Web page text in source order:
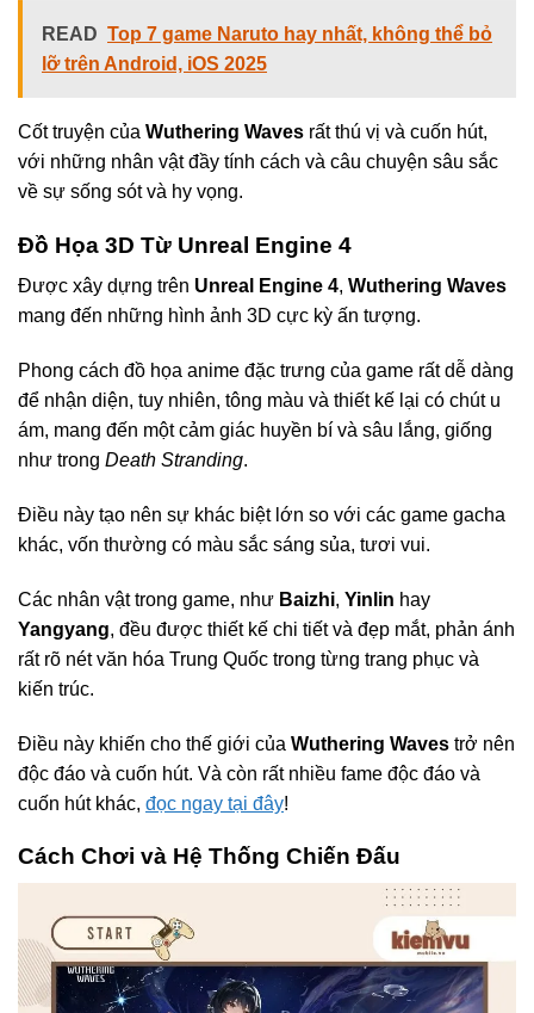
READ Top 7 game Naruto hay nhất, không thể bỏ
lỡ trên Android, iOS 2025
Cốt truyện của Wuthering Waves rất thú vị và cuốn hút,
với những nhân vật đầy tính cách và câu chuyện sâu sắc
về sự sống sót và hy vọng.
Đồ Họa 3D Từ Unreal Engine 4
Được xây dựng trên Unreal Engine 4, Wuthering Waves
mang đến những hình ảnh 3D cực kỳ ấn tượng.
Phong cách đồ họa anime đặc trưng của game rất dễ dàng
để nhận diện, tuy nhiên, tông màu và thiết kế lại có chút u
ám, mang đến một cảm giác huyền bí và sâu lắng, giống
như trong Death Stranding.
Điều này tạo nên sự khác biệt lớn so với các game gacha
khác, vốn thường có màu sắc sáng sủa, tươi vui.
Các nhân vật trong game, như Baizhi, Yinlin hay
Yangyang, đều được thiết kế chi tiết và đẹp mắt, phản ánh
rất rõ nét văn hóa Trung Quốc trong từng trang phục và
kiến trúc.
Điều này khiến cho thế giới của Wuthering Waves trở nên
độc đáo và cuốn hút. Và còn rất nhiều fame độc đáo và
cuốn hút khác, đọc ngay tại đây!
Cách Chơi và Hệ Thống Chiến Đấu